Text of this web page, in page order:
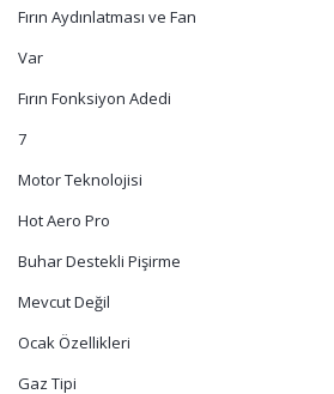
Fırın Aydınlatması ve Fan
Var
Fırın Fonksiyon Adedi
7
Motor Teknolojisi
Hot Aero Pro
Buhar Destekli Pişirme
Mevcut Değil
Ocak Özellikleri
Gaz Tipi